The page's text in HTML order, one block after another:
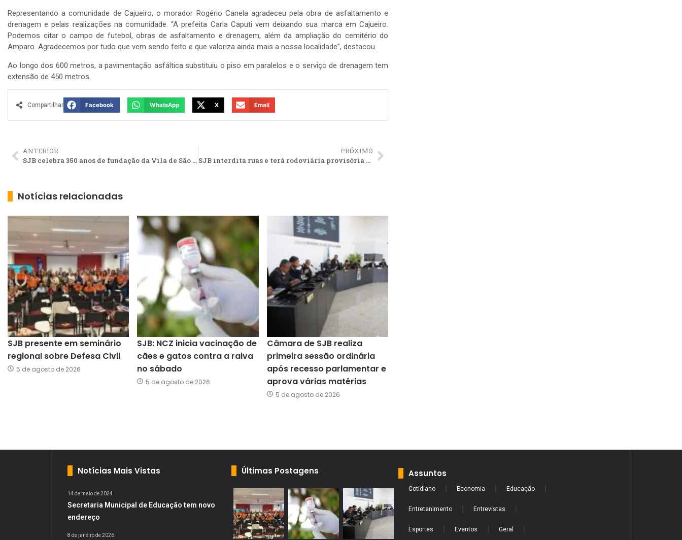
Representando a comunidade de Cajueiro, o morador Rogério Canela agradeceu pela obra de asfaltamento e
drenagem e pelas realizações na comunidade. “A prefeita Carla Caputi vem deixando sua marca em Cajueiro.
Podemos citar o campo de futebol, obras de asfaltamento e drenagem, além da ampliação do cemitério do
Amparo. Agradecemos por tudo que vem sendo feito e que valoriza ainda mais a nossa localidade”, destacou.
Ao longo dos 600 metros, a pavimentação asfáltica substituiu o piso em paralelos e o serviço de drenagem tem
extensão de 450 metros.
Compartilhar Facebook WhatsApp X Email
ANTERIOR
SJB celebra 350 anos de fundação da Vila de São João da Praia
PRÓXIMO
SJB interdita ruas e terá rodoviária provisória no Circuito Junino
Notícias relacionadas
SJB presente em seminário
regional sobre Defesa Civil
5 de agosto de 2026
SJB: NCZ inicia vacinação de
cães e gatos contra a raiva
no sábado
5 de agosto de 2026
Câmara de SJB realiza
primeira sessão ordinária
após recesso parlamentar e
aprova várias matérias
5 de agosto de 2026
Notícias Mais Vistas
14 de maio de 2024
Secretaria Municipal de Educação tem novo
endereço
8 de janeiro de 2026
Últimas Postagens Assuntos
Cotidiano Economia Educação
Entretenimento Entrevistas
Esportes Eventos Geral